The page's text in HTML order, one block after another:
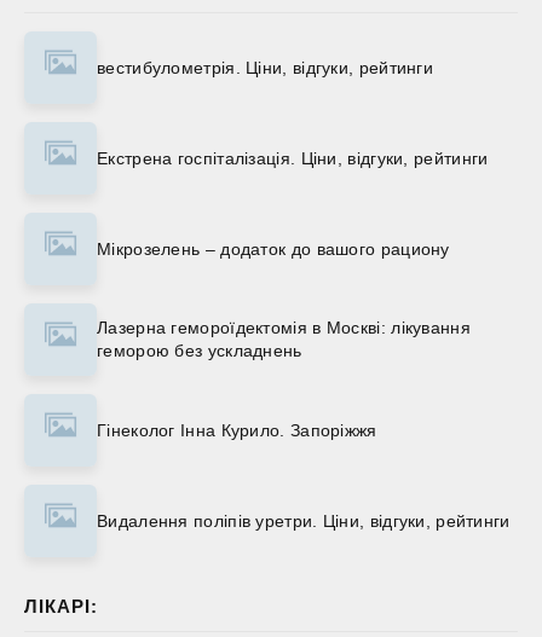
вестибулометрія. Ціни, відгуки, рейтинги
Екстрена госпіталізація. Ціни, відгуки, рейтинги
Мікрозелень – додаток до вашого рациону
Лазерна гемороїдектомія в Москві: лікування
геморою без ускладнень
Гінеколог Інна Курило. Запоріжжя
Видалення поліпів уретри. Ціни, відгуки, рейтинги
ЛІКАРІ: